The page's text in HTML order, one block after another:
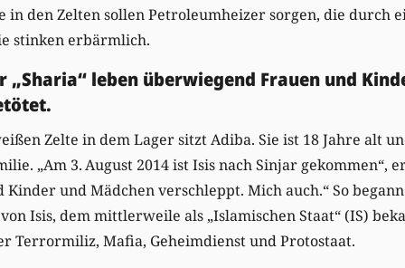
in den Zelten sollen Petroleumheizer sorgen, die durch
stinken erbärmlich.
leben überwiegend Frauen und
Zelte in dem Lager sitzt Adiba. Sie ist 18 Jahre alt
„Am 3. August 2014 ist Isis nach Sinjar gekommen“,
und Mädchen verschleppt. Mich auch.“ So
Isis, dem mittlerweile als „Islamischen Staat“ (IS)
Terrormiliz, Mafia, Geheimdienst und Protostaat.